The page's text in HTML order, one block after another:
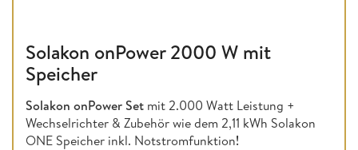
Solakon onPower 2000 W mit
Speicher
Solakon onPower Set mit 2.000 Watt Leistung +
Wechselrichter & Zubehör wie dem 2,11 kWh Solakon
ONE Speicher inkl. Notstromfunktion!